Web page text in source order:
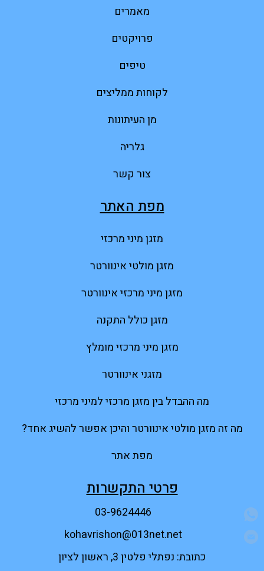
מאמרים
פרויקטים
טיפים
לקוחות ממליצים
מן העיתונות
גלריה
צור קשר
מפת האתר
מזגן מיני מרכזי
מזגן מולטי אינוורטר
מזגן מיני מרכזי אינוורטר
מזגן כולל התקנה
מזגן מיני מרכזי מומלץ
מזגני אינוורטר
מה ההבדל בין מזגן מרכזי למיני מרכזי
מה זה מזגן מולטי אינוורטר והיכן אפשר להשיג אחד?
מפת אתר
פרטי התקשרות
03-9624446
kohavrishon@013net.net
כתובת: נפתלי פלטין 3, ראשון לציון